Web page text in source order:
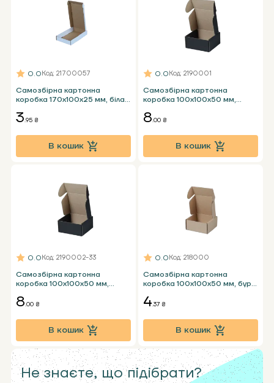
Не знаєте, що підібрати?
Самозбірна картонна
коробка 170х100х25 мм, біла
0.0Код: 21700057
3.95 ₴
В кошик
Самозбірна картонна
коробка 100х100х50 мм,
0.0Код: 2190001
8.00 ₴
В кошик
Самозбірна картонна
коробка 100х100х50 мм,
0.0Код: 2190002-33
8.00 ₴
В кошик
Самозбірна картонна
коробка 100х100х50 мм, бура
0.0Код: 218000
4.37 ₴
В кошик